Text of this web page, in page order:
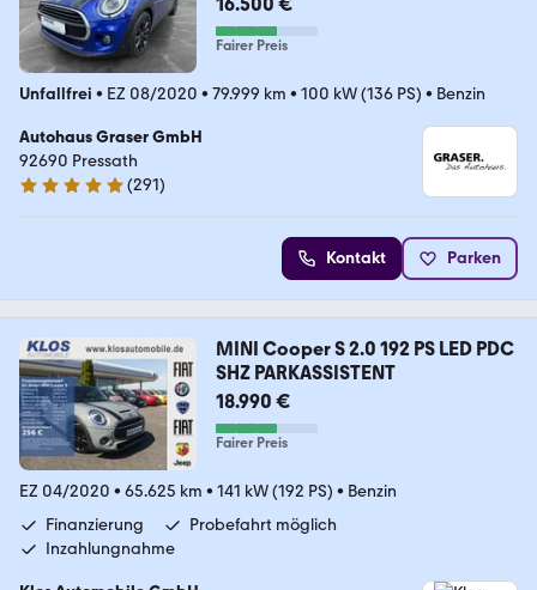
16.500 €
Fairer Preis
Unfallfrei • EZ 08/2020 • 79.999 km • 100 kW (136 PS) • Benzin
Autohaus Graser GmbH
92690 Pressath
4.9 Sterne
(291)
Kontakt Parken
MINI Cooper S 2.0 192 PS LED PDC
SHZ PARKASSISTENT
18.990 €
Fairer Preis
EZ 04/2020 • 65.625 km • 141 kW (192 PS) • Benzin
Finanzierung
Probefahrt möglich
Inzahlungnahme